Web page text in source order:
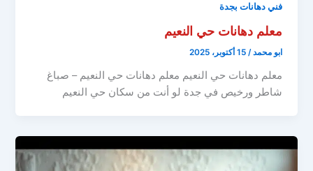
فني دهانات بجدة
معلم دهانات حي النعيم
ابو محمد/15 أكتوبر، 2025
معلم دهانات حي النعيم معلم دهانات حي النعيم – صباغ
شاطر ورخيص في جدة لو أنت من سكان حي النعيم